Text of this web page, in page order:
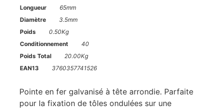
Longueur
65mm
Diamètre
3.5mm
Poids
0.50Kg
Conditionnement
40
Poids Total
20.00Kg
EAN13
3760357741526
Pointe en fer galvanisé à tête arrondie. Parfaite
pour la fixation de tôles ondulées sur une